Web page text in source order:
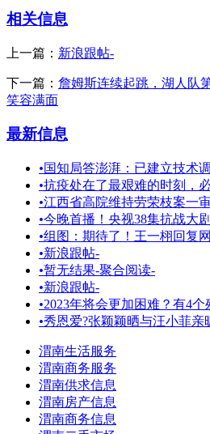
相关信息
上一篇： 新浪跟帖-
下一篇： 詹姆斯连续起跳，湖人队
笑容满面
最新信息
•国知局答澎湃：已建立技术
•抗疫处在了最艰难的时刻，
•江西省高院维持劳荣枝案一
•今晚首播！央视38集抗战大
•组图：期待了！王一栩回复
•新浪跟帖-
•暂无结果-聚合阅读-
•新浪跟帖-
•2023年将会更加困难？有4个
•秀恩爱?张颖颖晒与汪小菲亲
渭南生活服务
渭南商务服务
渭南供求信息
渭南房产信息
渭南商务信息